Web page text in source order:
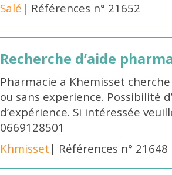
Salé | Références n° 21652
Recherche d’aide
Pharmacie a Khemisset
ou sans experience. Possibilité
d’expérience. Si intéressée
0669128501
Khmisset | Références n° 21648